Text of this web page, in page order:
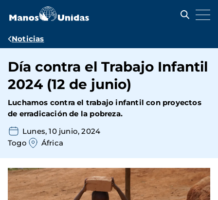
contenido
Ruta
navegación
Noticias
Día contra el Trabajo Infantil
2024 (12 de junio)
Luchamos contra el trabajo infantil con proyectos
de erradicación de la pobreza.
Lunes, 10 junio, 2024
Togo
África